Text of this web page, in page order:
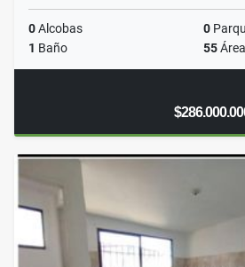
0Alcobas 0
1 Baño 55